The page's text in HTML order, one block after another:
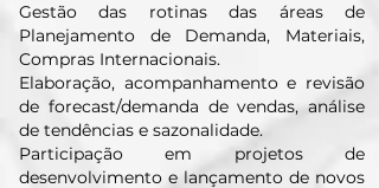
Gestão das rotinas das áreas de
Planejamento de Demanda, Materiais,
Compras Internacionais.
Elaboração, acompanhamento e revisão
de forecast/demanda de vendas, análise
de tendências e sazonalidade.
Participação em projetos de
desenvolvimento e lançamento de novos